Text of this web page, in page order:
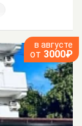
в августе
от 3000₽